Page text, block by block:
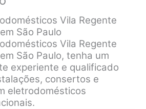
Vila Regente
São Paulo
Vila Regente
São Paulo, tenha um
experiente e qualificado
consertos e
eletrodomésticos